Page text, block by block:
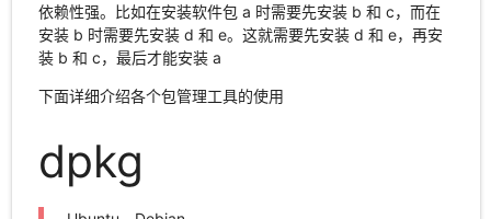
依赖性强。比如在安装软件包 a 时需要先安装 b 和 c，而在
安装 b 时需要先安装 d 和 e。这就需要先安装 d 和 e，再安
装 b 和 c，最后才能安装 a
下面详细介绍各个包管理工具的使用
dpkg